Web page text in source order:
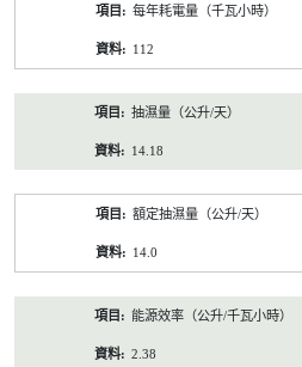
每年耗電量（千瓦小時）
112
抽濕量（公升/天）
14.18
額定抽濕量（公升/天）
14.0
能源效率（公升/千瓦小時）
2.38